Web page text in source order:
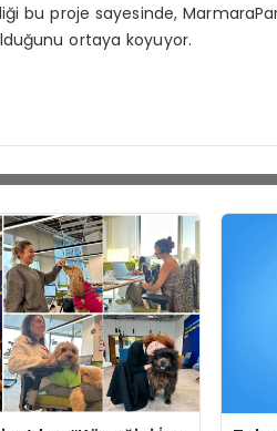
bu proje sayesinde,
ortaya koyuyor.